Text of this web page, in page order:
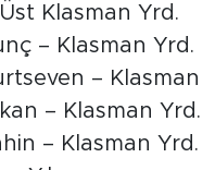
Klasman Yrd.
– Klasman Yrd.
– Klasman
– Klasman Yrd.
– Klasman Yrd.